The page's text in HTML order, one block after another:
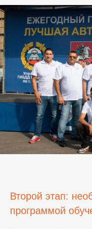
Второй этап:
программой